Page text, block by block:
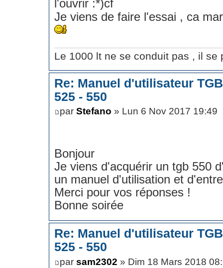
l'ouvrir
Je viens de faire l'essai , ca
Le 1000 lt ne se conduit pas , il se
Re: Manuel d'utilisateur
525 - 550
par Stefano » Lun 6 Nov 2017 19:49
Bonjour
Je viens d'acquérir un tgb 550
un manuel d'utilisation et
Merci pour vos réponses !
Bonne soirée
Re: Manuel d'utilisateur
525 - 550
par sam2302 » Dim 18 Mars 2018